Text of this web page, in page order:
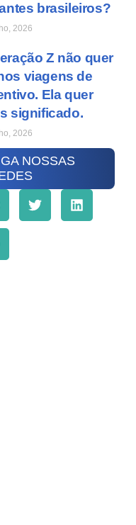
brasileiros?
2026
Z não quer
viagens de
Ela quer
significado.
2026
NOSSAS